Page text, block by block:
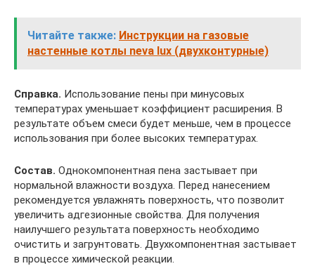
Читайте также: Инструкции на газовые
настенные котлы neva lux (двухконтурные)
Справка. Использование пены при минусовых
температурах уменьшает коэффициент расширения. В
результате объем смеси будет меньше, чем в процессе
использования при более высоких температурах.
Состав. Однокомпонентная пена застывает при
нормальной влажности воздуха. Перед нанесением
рекомендуется увлажнять поверхность, что позволит
увеличить адгезионные свойства. Для получения
наилучшего результата поверхность необходимо
очистить и загрунтовать. Двухкомпонентная застывает
в процессе химической реакции.